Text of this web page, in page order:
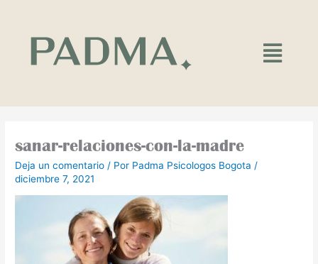
contenido
Main
Menu
sanar-relaciones-con-la-madre
Deja un comentario / Por Padma Psicologos Bogota /
diciembre 7, 2021